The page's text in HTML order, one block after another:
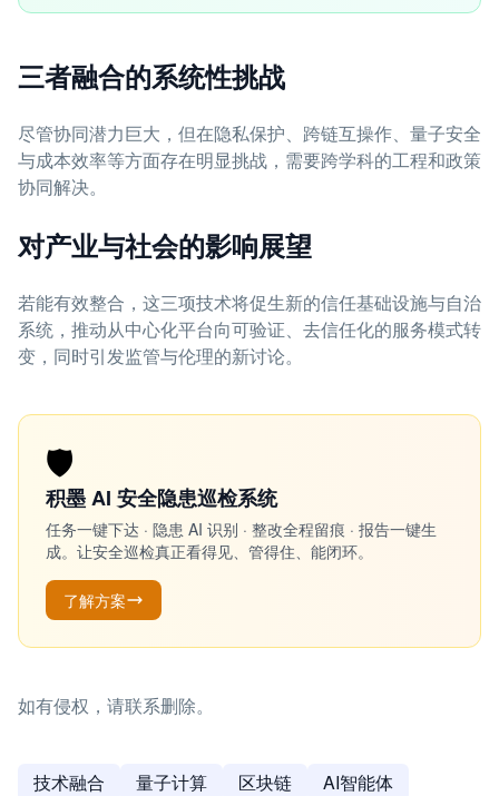
三者融合的系统性挑战
尽管协同潜力巨大，但在隐私保护、跨链互操作、量子安全
与成本效率等方面存在明显挑战，需要跨学科的工程和政策
协同解决。
对产业与社会的影响展望
若能有效整合，这三项技术将促生新的信任基础设施与自治
系统，推动从中心化平台向可验证、去信任化的服务模式转
变，同时引发监管与伦理的新讨论。
🛡️
积墨 AI 安全隐患巡检系统
任务一键下达 · 隐患 AI 识别 · 整改全程留痕 · 报告一键生
成。让安全巡检真正看得见、管得住、能闭环。
了解方案
如有侵权，请联系删除。
技术融合 量子计算 区块链
AI智能体